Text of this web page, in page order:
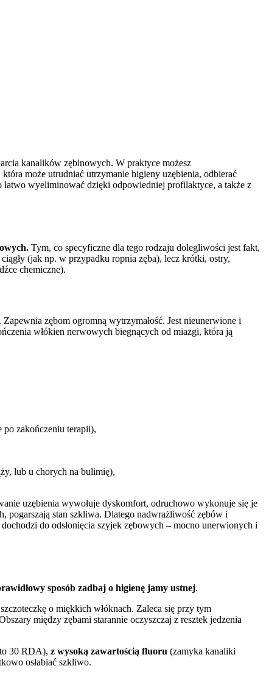
kanalików zębinowych. W praktyce możesz
może utrudniać utrzymanie higieny uzębienia, odbierać
łatwo wyeliminować dzięki odpowiedniej profilaktyce, a także z
Tym, co specyficzne dla tego rodzaju dolegliwości jest fakt,
ciągły (jak np. w przypadku ropnia zęba), lecz krótki, ostry,
chemiczne).
zębom ogromną wytrzymałość. Jest nieunerwione i
włókien nerwowych biegnących od miazgi, która ją
po zakończeniu terapii),
lub u chorych na bulimię),
uzębienia wywołuje dyskomfort, odruchowo wykonuje się je
pogarszają stan szkliwa. Dlatego nadwrażliwość zębów i
do odsłonięcia szyjek zębowych – mocno unerwionych i
sposób zadbaj o higienę jamy ustnej.
o miękkich włóknach. Zaleca się przy tym
między zębami starannie oczyszczaj z resztek jedzenia
30 RDA), z wysoką zawartością fluoru (zamyka kanaliki
osłabiać szkliwo.